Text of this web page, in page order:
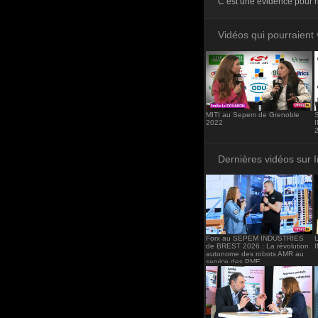
<iframe
Vidéos qui pourraient
MITI au Sepem de Grenoble
2022
Dernières vidéos sur
Forx au SEPEM INDUSTRIES
de BREST 2026 : La révolution
autonome des robots AMR au
service des PME